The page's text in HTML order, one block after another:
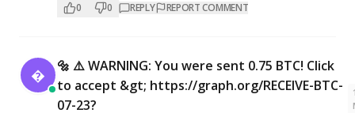
0 0 REPLY REPORT COMMENT

🔩 ⚠️ WARNING: You were sent 0.75 BTC! Click
to accept &gt; https://graph.org/RECEIVE-BTC-
07-23?